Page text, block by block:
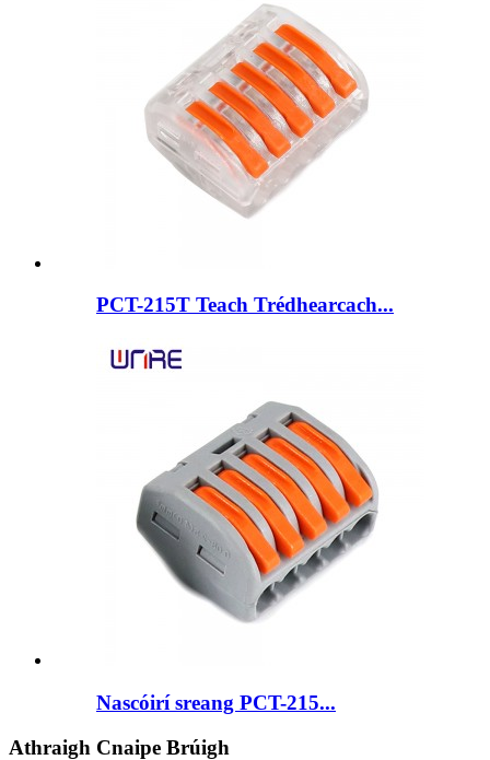
PCT-215T Teach Trédhearcach...
Nascóirí sreang PCT-215...
Athraigh Cnaipe Brúigh